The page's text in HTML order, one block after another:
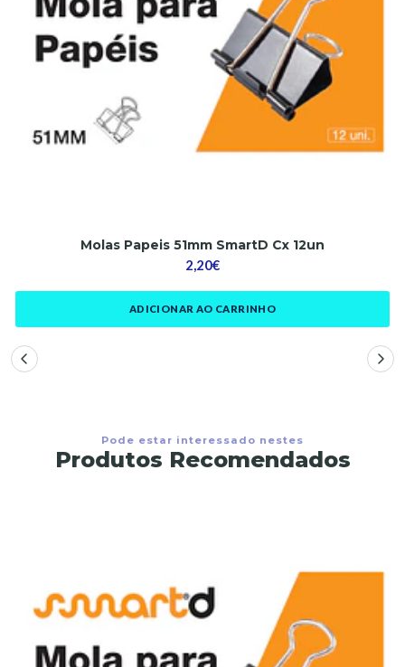
Molas Papeis 51mm SmartD Cx 12un
2,20€
ADICIONAR AO CARRINHO
Pode estar interessado nestes
Produtos Recomendados